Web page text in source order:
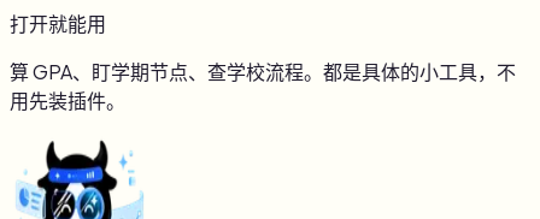
打开就能用
算 GPA、盯学期节点、查学校流程。都是具体的小工具，不
用先装插件。